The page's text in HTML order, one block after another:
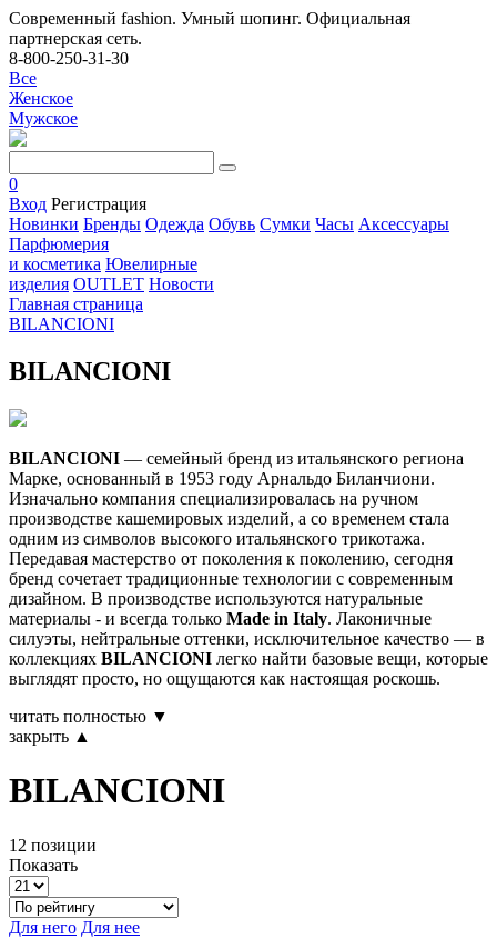
Современный fashion. Умный шопинг. Официальная
партнерская сеть.
8-800-250-31-30
Все
Женское
Мужское
0
Вход Регистрация
Новинки Бренды Одежда Обувь Сумки Часы Аксессуары
Парфюмерия
и косметика Ювелирные
изделия OUTLET Новости
Главная страница
BILANCIONI
BILANCIONI
BILANCIONI — семейный бренд из итальянского региона
Марке, основанный в 1953 году Арнальдо Биланчиони.
Изначально компания специализировалась на ручном
производстве кашемировых изделий, а со временем стала
одним из символов высокого итальянского трикотажа.
Передавая мастерство от поколения к поколению, сегодня
бренд сочетает традиционные технологии с современным
дизайном. В производстве используются натуральные
материалы - и всегда только Made in Italy. Лаконичные
силуэты, нейтральные оттенки, исключительное качество — в
коллекциях BILANCIONI легко найти базовые вещи, которые
выглядят просто, но ощущаются как настоящая роскошь.
читать полностью ▼
закрыть ▲
BILANCIONI
12 позиции
Показать
Для него Для нее